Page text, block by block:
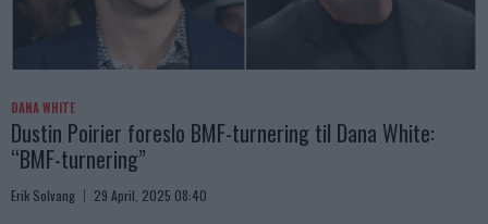
DANA WHITE
Dustin Poirier foreslo BMF-turnering til Dana White:
“BMF-turnering”
Erik Solvang 29 April, 2025 08:40